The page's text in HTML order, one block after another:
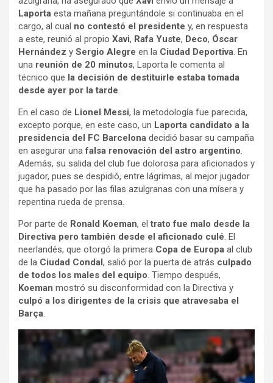
Laporta esta mañana preguntándole si continuaba en el
cargo, al cual no contestó el presidente y, en respuesta
a este, reunió al propio Xavi, Rafa Yuste, Deco, Óscar
Hernández y Sergio Alegre en la Ciudad Deportiva. En
una reunión de 20 minutos, Laporta le comenta al
técnico que la decisión de destituirle estaba tomada
desde ayer por la tarde.
En el caso de Lionel Messi, la metodología fue parecida,
excepto porque, en este caso, un Laporta candidato a la
presidencia del FC Barcelona decidió basar su campaña
en asegurar unafalsa renovación del astro argentino.
Además, su salida del club fue dolorosa para aficionados y
jugador, pues se despidió, entre lágrimas, al mejor jugador
que ha pasado por las filas azulgranas con una mísera y
repentina rueda de prensa.
Por parte de Ronald Koeman, eltrato fue malo desde la
Directiva pero también desde el aficionado culé. El
neerlandés, que otorgó la primera Copa de Europa al club
de la Ciudad Condal , salió por la puerta de atrás culpado
de todos los males del equipo. Tiempo después,
Koeman mostró su disconformidad con la Directiva y
culpó a los dirigentes de la crisis que atravesaba el
Barça.